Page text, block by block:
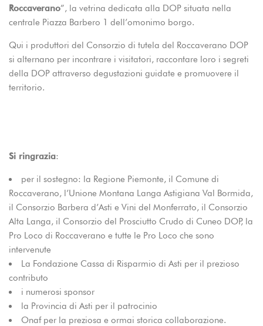
Roccaverano”, la vetrina dedicata alla DOP situata nella
centrale Piazza Barbero 1 dell’omonimo borgo.
Qui i produttori del Consorzio di tutela del Roccaverano DOP
si alternano per incontrare i visitatori, raccontare loro i segreti
della DOP attraverso degustazioni guidate e promuovere il
territorio.
Si ringrazia:
per il sostegno: la Regione Piemonte, il Comune di
Roccaverano, l’Unione Montana Langa Astigiana Val Bormida,
il Consorzio Barbera d’Asti e Vini del Monferrato, il Consorzio
Alta Langa, il Consorzio del Prosciutto Crudo di Cuneo DOP, la
Pro Loco di Roccaverano e tutte le Pro Loco che sono
intervenute
La Fondazione Cassa di Risparmio di Asti per il prezioso
contributo
i numerosi sponsor
la Provincia di Asti per il patrocinio
Onaf per la preziosa e ormai storica collaborazione.